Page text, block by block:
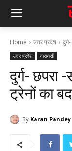
Home उत्तर प्रदेश
उत्तर प्रदेश वाराणसी
दुर्ग- छपरा
ट्रेनों का
By Karan Pandey